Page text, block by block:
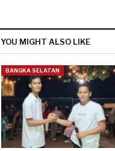
YOU MIGHT ALSO LIKE
BANGKA SELATAN